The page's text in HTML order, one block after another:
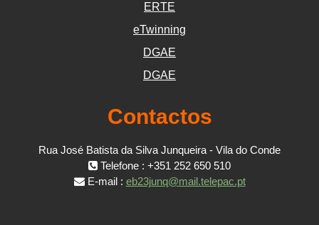
ERTE
eTwinning
DGAE
DGAE
Contactos
Rua José Batista da Silva Junqueira - Vila do Conde
Telefone : +351 252 650 510
E-mail : eb23junq@mail.telepac.pt